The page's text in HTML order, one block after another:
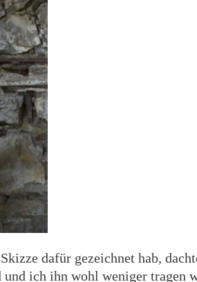
dafür gezeichnet hab,
ich ihn wohl weniger tragen